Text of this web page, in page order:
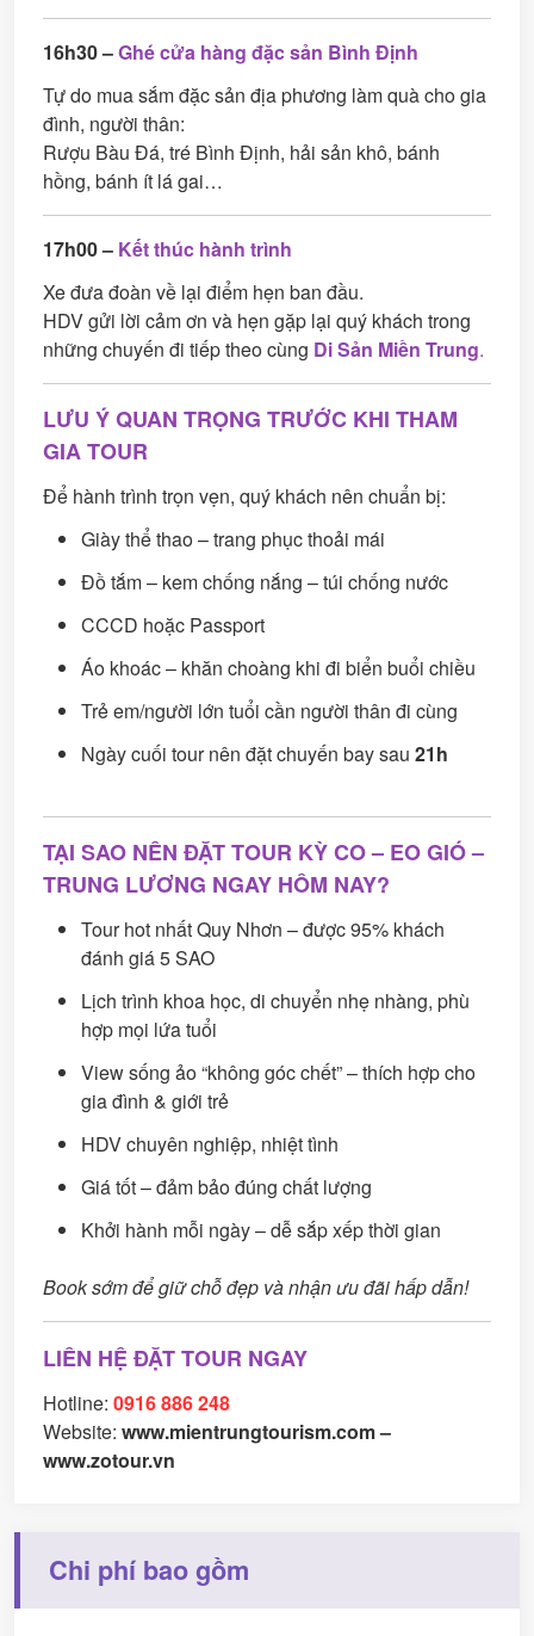
16h30 –Ghé cửa hàng đặc sản Bình Định
Tự do mua sắm đặc sản địa phương làm quà cho gia
đình, người thân:
Rượu Bàu Đá, tré Bình Định, hải sản khô, bánh
hồng, bánh ít lá gai…
17h00 – Kết thúc hành trình
Xe đưa đoàn về lại điểm hẹn ban đầu.
HDV gửi lời cảm ơn và hẹn gặp lại quý khách trong
những chuyến đi tiếp theo cùng Di Sản Miền Trung.
LƯU Ý QUAN TRỌNG TRƯỚC KHI THAM
GIA TOUR
Để hành trình trọn vẹn, quý khách nên chuẩn bị:
Giày thể thao – trang phục thoải mái
Đồ tắm – kem chống nắng – túi chống nước
CCCD hoặc Passport
Áo khoác – khăn choàng khi đi biển buổi chiều
Trẻ em/người lớn tuổi cần người thân đi cùng
Ngày cuối tour nên đặt chuyến bay sau 21h
TẠI SAO NÊN ĐẶT TOUR KỲ CO – EO GIÓ –
TRUNG LƯƠNG NGAY HÔM NAY?
Tour hot nhất Quy Nhơn – được 95% khách
đánh giá 5 SAO
Lịch trình khoa học, di chuyển nhẹ nhàng, phù
hợp mọi lứa tuổi
View sống ảo “không góc chết” – thích hợp cho
gia đình & giới trẻ
HDV chuyên nghiệp, nhiệt tình
Giá tốt – đảm bảo đúng chất lượng
Khởi hành mỗi ngày – dễ sắp xếp thời gian
Book sớm để giữ chỗ đẹp và nhận ưu đãi hấp dẫn!
LIÊN HỆ ĐẶT TOUR NGAY
Hotline: 0916 886 248
Website: www.mientrungtourism.com–
www.zotour.vn
Chi phí bao gồm